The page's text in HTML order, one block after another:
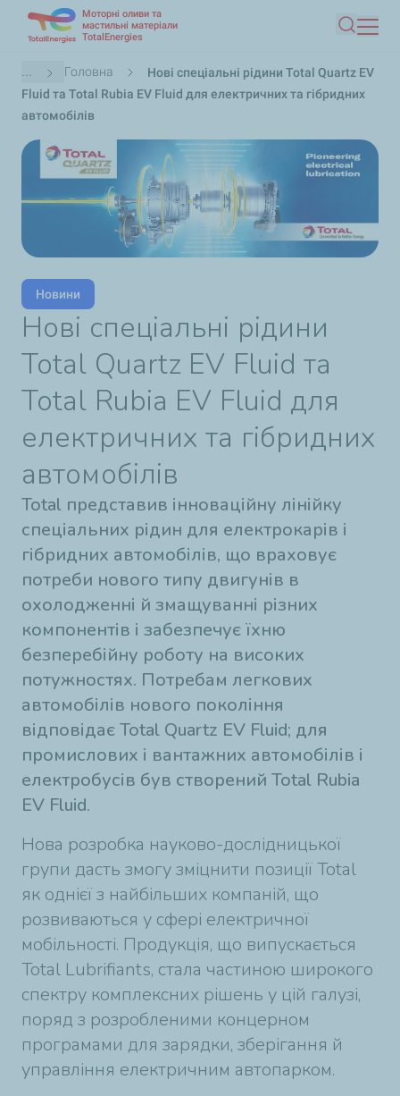
основного
вмісту
Моторні оливи та
мастильні матеріали
TotalEnergies
Пошук
Рядок
навіґації
... Головна
Нові спеціальні рідини Total Quartz EV
Fluid та Total Rubia EV Fluid для електричних та гібридних
автомобілів
Новини
Нові спеціальні рідини
Total Quartz EV Fluid та
Total Rubia EV Fluid для
електричних та гібридних
автомобілів
Total представив інноваційну лінійку
спеціальних рідин для електрокарів і
гібридних автомобілів, що враховує
потреби нового типу двигунів в
охолодженні й змащуванні різних
компонентів і забезпечує їхню
безперебійну роботу на високих
потужностях. Потребам легкових
автомобілів нового покоління
відповідає Total Quartz EV Fluid; для
промислових і вантажних автомобілів і
електробусів був створений Total Rubia
EV Fluid.
Нова розробка науково-дослідницької
групи дасть змогу зміцнити позиції Total
як однієї з найбільших компаній, що
розвиваються у сфері електричної
мобільності. Продукція, що випускається
Total Lubrifiants, стала частиною широкого
спектру комплексних рішень у цій галузі,
поряд з розробленими концерном
програмами для зарядки, зберігання й
управління електричним автопарком.